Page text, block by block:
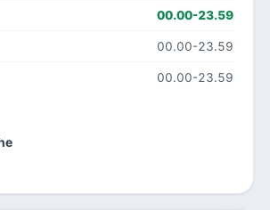
00.00-23.59
00.00-23.59
00.00-23.59